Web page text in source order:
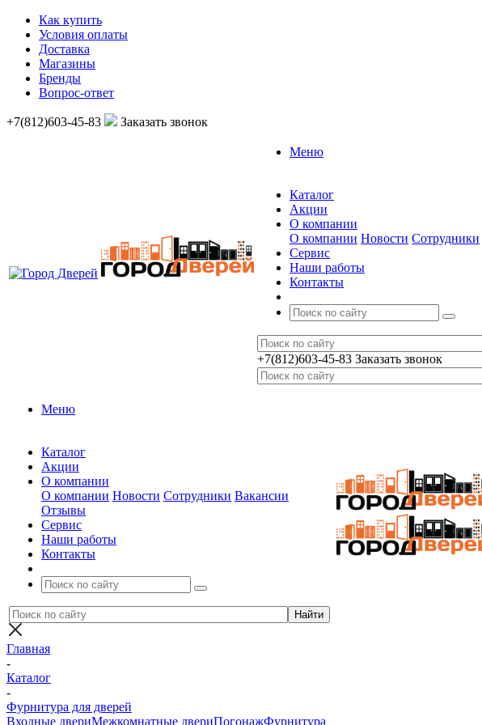
Как купить
Условия оплаты
Доставка
Магазины
Бренды
Вопрос-ответ
+7(812)603-45-83 Заказать звонок
Меню
Каталог
Акции
О компании
О компании Новости Сотрудники
Сервис
Наши работы
Контакты
+7(812)603-45-83 Заказать звонок
Меню
Каталог
Акции
О компании
О компании Новости Сотрудники Вакансии
Отзывы
Сервис
Наши работы
Контакты
Главная
-
Каталог
-
Фурнитура для дверей
Входные двериМежкомнатные двериПогонажФурнитура